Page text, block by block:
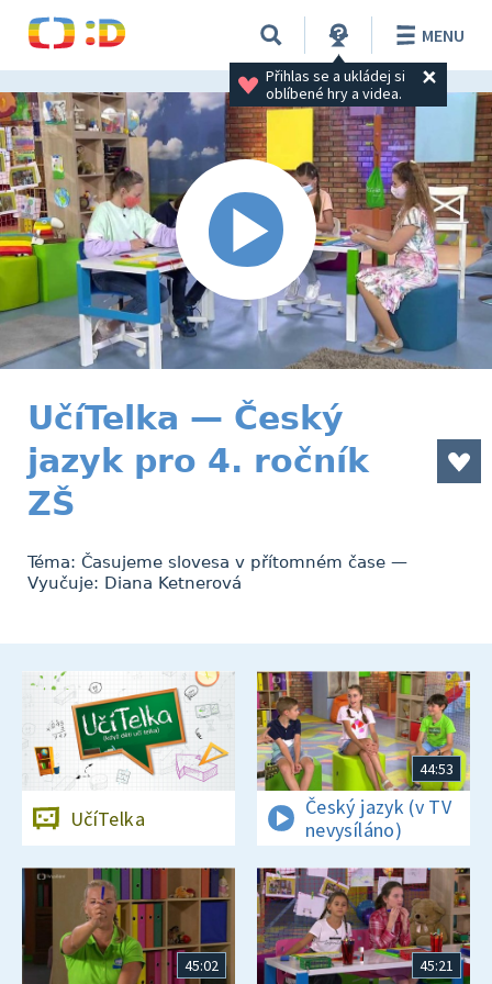
Přihlas se a ukládej si
oblíbené hry a videa.
MENU
UčíTelka — Český
jazyk pro 4. ročník
ZŠ
Téma: Časujeme slovesa v přítomném čase —
Vyučuje: Diana Ketnerová
UčíTelka
44:53
Český jazyk (v TV
nevysíláno)
45:02 45:21